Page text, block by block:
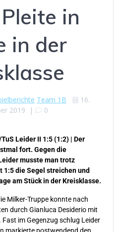
in
in der
Team 1B
16.
2019 | 0
Leider II 1:5 (1:2) | Der
fort. Gegen die
musste man trotz
1:5 die Segel streichen und
am Stück in der Kreisklasse.
Milker-Truppe konnte nach
durch Gianluca Desiderio mit
Fast im Gegenzug schlug Leider